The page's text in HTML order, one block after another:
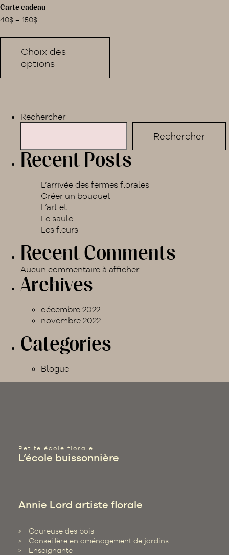
Carte cadeau
40$ – 150$
Choix des
options
variations.
être
la
page
produit
Rechercher
Rechercher
Recent Posts
L’arrivée des fermes florales
Créer un bouquet
L’art et
Le saule
Les fleurs
Recent Comments
Aucun commentaire à afficher.
Archives
décembre 2022
novembre 2022
Categories
Blogue
Petite école florale
L’école buissonnière
Annie Lord artiste florale
Coureuse des bois
Conseillère en aménagement de jardins
Enseignante